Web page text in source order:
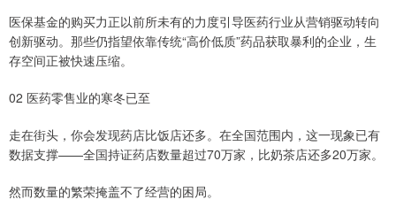
医保基金的购买力正以前所未有的力度引导医药行业从营销驱动转向
创新驱动。那些仍指望依靠传统“高价低质”药品获取暴利的企业，生
存空间正被快速压缩。
02 医药零售业的寒冬已至
走在街头，你会发现药店比饭店还多。在全国范围内，这一现象已有
数据支撑——全国持证药店数量超过70万家，比奶茶店还多20万家。
然而数量的繁荣掩盖不了经营的困局。